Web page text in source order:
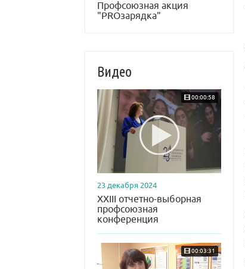
Профсоюзная акция
"PROзарядка"
Видео
00:00:58
23 декабря 2024
XXIII отчетно-выборная
профсоюзная
конференция
00:03:31